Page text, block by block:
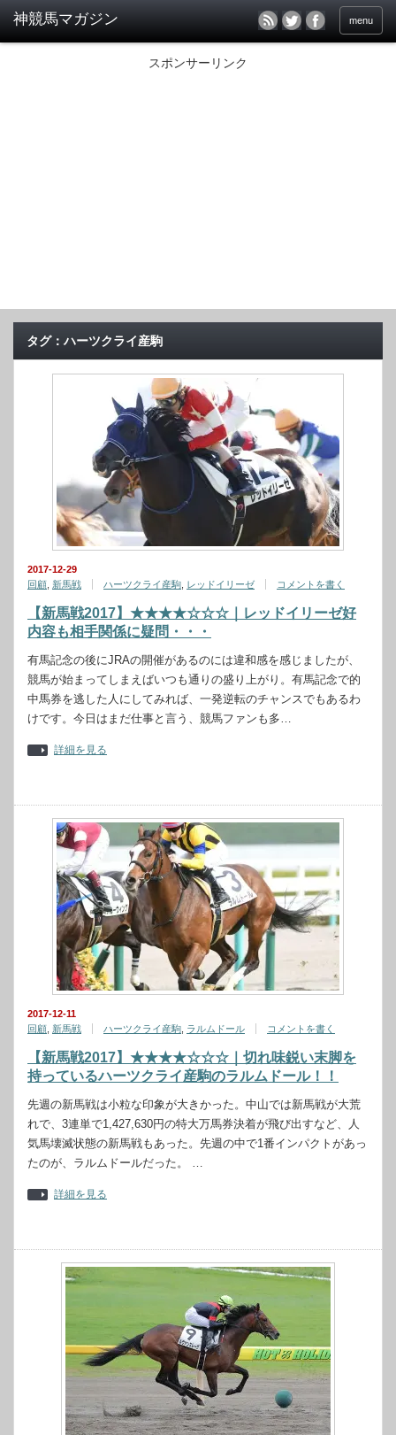
menu
スポンサーリンク
タグ：ハーツクライ産駒
2017-12-29
回顧 新馬戦 ハーツクライ産駒 レッドイリーゼ コメントを書く
【新馬戦2017】★★★★☆☆☆｜レッドイリーゼ好
内容も相手関係に疑問・・・
有馬記念の後にJRAの開催があるのには違和感を感じましたが、
競馬が始まってしまえばいつも通りの盛り上がり。有馬記念で的
中馬券を逃した人にしてみれば、一発逆転のチャンスでもあるわ
けです。今日はまだ仕事と言う、競馬ファンも多…
詳細を見る
2017-12-11
回顧 新馬戦 ハーツクライ産駒 ラルムドール コメントを書く
【新馬戦2017】★★★★☆☆☆｜切れ味鋭い末脚を
持っているハーツクライ産駒のラルムドール！！
先週の新馬戦は小粒な印象が大きかった。中山では新馬戦が大荒
れで、3連単で1,427,630円の特大万馬券決着が飛び出すなど、人
気馬壊滅状態の新馬戦もあった。先週の中で1番インパクトがあっ
たのが、ラルムドールだった。 …
詳細を見る